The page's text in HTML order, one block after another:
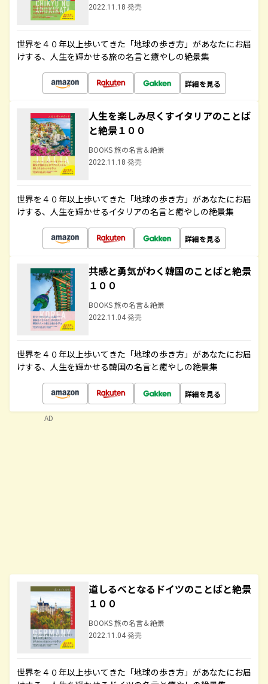
2022.11.18 発売
世界を４０年以上歩いてきた「地球の歩き方」があなたにお届
けする、人生を輝かせる旅の名言と癒やしの絶景集
詳細を見る
人生を楽しみ尽くすイタリアのことば
と絶景１００
BOOKS 旅の名言＆絶景
2022.11.18 発売
世界を４０年以上歩いてきた「地球の歩き方」があなたにお届
けする、人生を輝かせるイタリアの名言と癒やしの絶景集
詳細を見る
共感と勇気がわく韓国のことばと絶景
１００
BOOKS 旅の名言＆絶景
2022.11.04 発売
世界を４０年以上歩いてきた「地球の歩き方」があなたにお届
けする、人生を輝かせる韓国の名言と癒やしの絶景集
詳細を見る
道しるべとなるドイツのことばと絶景
１００
BOOKS 旅の名言＆絶景
2022.11.04 発売
世界を４０年以上歩いてきた「地球の歩き方」があなたにお届
AD